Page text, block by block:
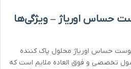
حساس اوریاژ – ویژگی‌ها
حساس اوریاژ محلول پاک کننده
تخصصی و فوق العاده ملایم است که